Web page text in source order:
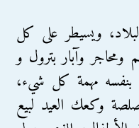
ويسيطر على كل
وآبار بترول و
بنفسه مهمة كل شيء،
وكعك العيد لبيع